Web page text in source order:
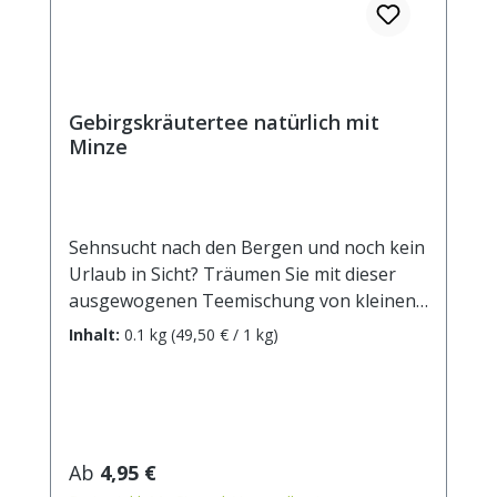
Gebirgskräutertee natürlich mit
Minze
Sehnsucht nach den Bergen und noch kein
Urlaub in Sicht? Träumen Sie mit dieser
ausgewogenen Teemischung von kleinen
Dörfern, grünen Weiden, glitzernden Seen
Nanaminze(16,8%),
Pfefferminzblätter(12%), grüner Hafer,
Inhalt: 0.1 kg (49,50 € / 1 kg)
Regulärer Preis:
Ab 4,95 €